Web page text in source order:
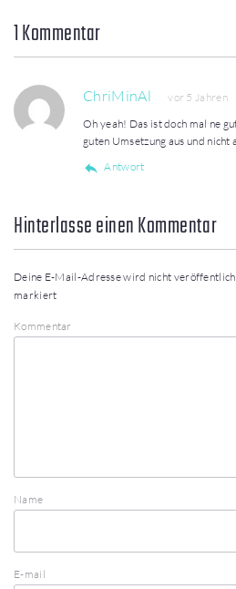
1 Kommentar
ChriMinAl
vor 5 Jahren
Oh yeah! Das ist doch mal ne
guten Umsetzung aus und nicht
Antwort
Hinterlasse einen Kommentar
Deine E-Mail-Adresse wird nicht
markiert
Kommentar
Name
E-mail